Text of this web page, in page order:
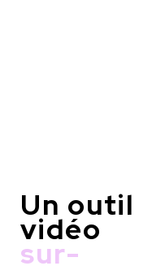
Un outil
vidéo
sur-